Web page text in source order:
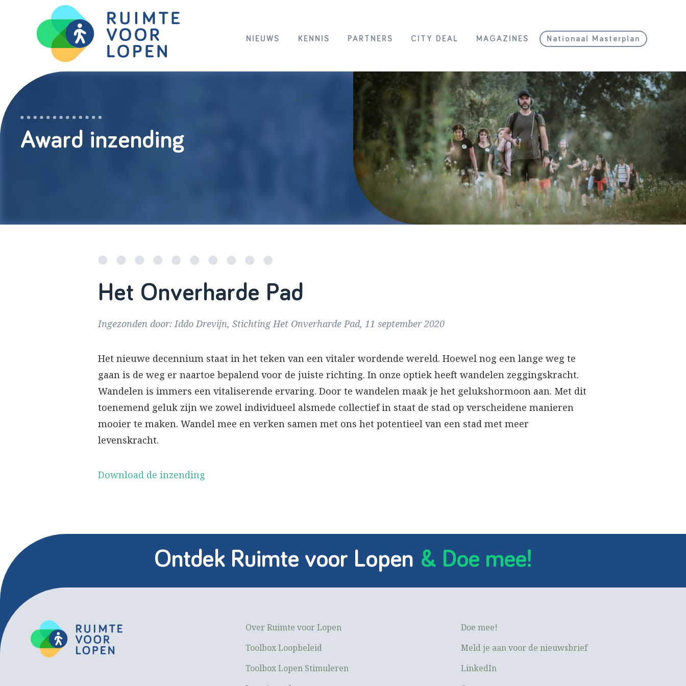
content
NIEUWS KENNIS PARTNERS CITY DEAL MAGAZINES Nationaal Masterplan
Award inzending
Het Onverharde Pad
Ingezonden door: Iddo Drevijn, Stichting Het Onverharde Pad, 11 september 2020
Het nieuwe decennium staat in het teken van een vitaler wordende wereld. Hoewel nog een lange weg te
gaan is de weg er naartoe bepalend voor de juiste richting. In onze optiek heeft wandelen zeggingskracht.
Wandelen is immers een vitaliserende ervaring. Door te wandelen maak je het gelukshormoon aan. Met dit
toenemend geluk zijn we zowel individueel alsmede collectief in staat de stad op verscheidene manieren
mooier te maken. Wandel mee en verken samen met ons het potentieel van een stad met meer
levenskracht.
Download de inzending
Ontdek Ruimte voor Lopen & Doe mee!
Over Ruimte voor Lopen
Toolbox Loopbeleid
Toolbox Lopen Stimuleren
Doe mee!
Meld je aan voor de nieuwsbrief
LinkedIn